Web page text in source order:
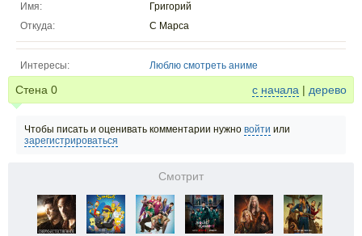
Имя:
Григорий
Откуда:
С Марса
Интересы: Люблю смотреть аниме
Стена 0 с начала | дерево
Чтобы писать и оценивать комментарии нужно войти или
зарегистрироваться
Смотрит